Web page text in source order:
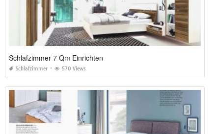
Schlafzimmer 7 Qm Einrichten
Schlafzimmer 570 Views